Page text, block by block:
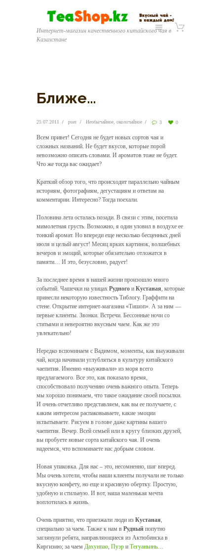
Интернет-магазин качественного китайского чая в
Казахстане
Ближе…
25.07.2011 puer Необычайное, околочайное 3 0
Всем привет! Сегодня не будет новых сортов чая и
сложных названий. Не будет вкусов, которые порой
невозможно описать словами. И ароматов тоже не будет.
Что же тогда вас ожидает?
Краткий обзор того, что происходит параллельно чайным
историям, фотографиям, дегустациям и ответам на
комментарии. Интересно? Тогда поехали.
Половина лета осталась позади. В связи с этим, посетила
мимолетная грусть. Возможно, я один уловил в воздухе ее
тонкий аромат. Но впереди еще несколько бесценных дней
июля и целый август! Месяц ярких картинок, волшебных
вечеров и эмоций, которые обязательно отложатся в
памяти… И это, безусловно, радует!
За последнее время в нашей жизни произошло много
событий. Чашечки на улицах Рудного и Кустаная , которые
принесли некоторую известность Тиблогу. Граффити на
стене. Открытие интернет-магазина «Тишоп». А за ним —
первые клиенты. Звонки. Встречи. Бессонные ночи со
статьями и невероятно вкусным чаем. Как же это
увлекательно!
Нередко вспоминаем с Вадимом, моменты, как выуживали
чай, когда начинали углубляться в культуру китайского
чаепития. Именно «выуживали» из моря всего
предлагаемого. Все это, как показало время,
способствовало получению очень важного опыта. Теперь
мы хорошо понимаем, что такое ожидание своей посылки.
И очень отчетливо представляем, как вы ее получаете, с
каким интересом распаковываете, какие эмоции
испытываете. Рисуем в голове даже картины вашего
чаепития. Вечер. Всей семьей или в кругу близких друзей,
вы пробуете новые сорта китайского чая. И очень
надеемся, что вспоминаете нас добрым словом.
Новая упаковка. Для нас – это, несомненно, шаг вперед.
Мы очень хотели, чтобы наши клиенты получали не только
вкусную конфету, но еще и красивую обертку. Простую,
удобную и стильную. И вот, наша маленькая мечта
воплотилась в жизнь.
Очень приятно, что приезжали люди из Кустаная
специально за чаем. Также к нам в Рудный попутно
заглянули ребята, направляющиеся из Актюбинска в
Киргизию; за чаем Дахунпао Пуэр и Тегуаньинь